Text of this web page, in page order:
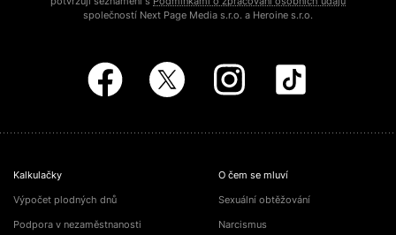
společností Next Page Media s.r.o. a Heroine s.r.o.
Kalkulačky
Výpočet plodných dnů
Podpora v nezaměstnanosti
O čem se mluví
Sexuální obtěžování
Narcismus